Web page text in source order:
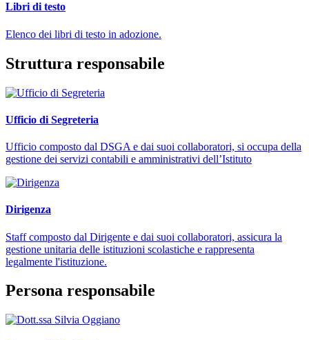
Libri di testo
Elenco dei libri di testo in adozione.
Struttura responsabile
Ufficio di Segreteria
Ufficio composto dal DSGA e dai suoi collaboratori, si occupa della
gestione dei servizi contabili e amministrativi dell’Istituto
Dirigenza
Staff composto dal Dirigente e dai suoi collaboratori, assicura la
gestione unitaria delle istituzioni scolastiche e rappresenta
legalmente l'istituzione.
Persona responsabile